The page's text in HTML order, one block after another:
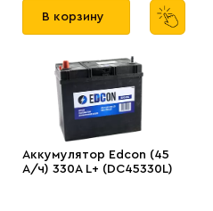
В корзину
Аккумулятор Edcon (45
А/ч) 330A L+ (DC45330L)